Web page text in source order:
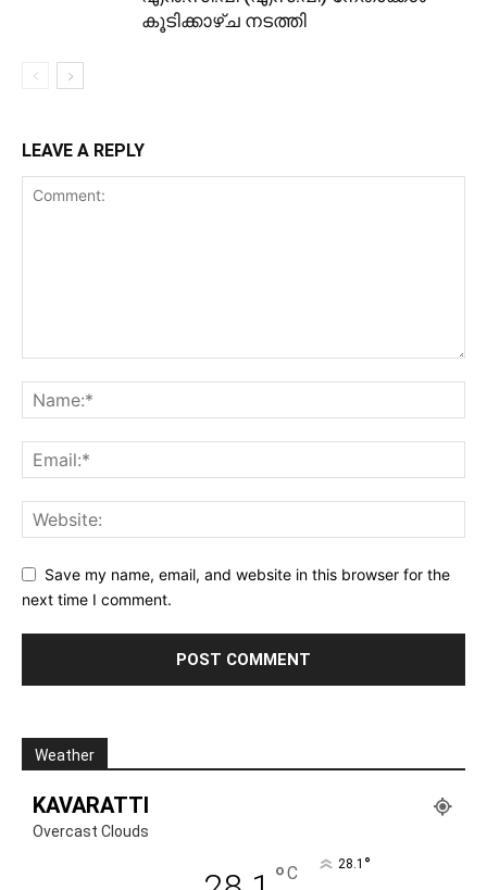
കൂടിക്കാഴ്ച നടത്തി
LEAVE A REPLY
Save my name, email, and website in this browser for the
next time I comment.
Weather
KAVARATTI
Overcast Clouds
°C 28.1 °